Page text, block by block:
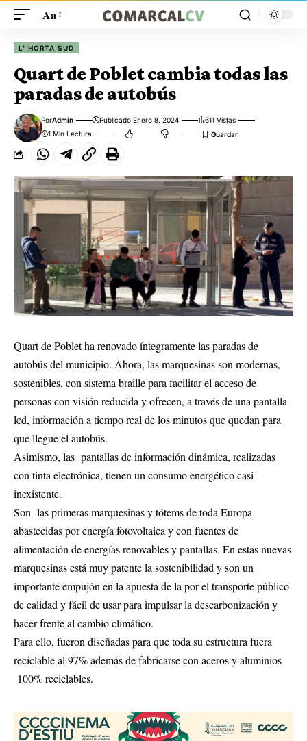
Aa
L' HORTA SUD
Quart de Poblet cambia todas las
paradas de autobús
PorAdmin Publicado Enero 8, 2024
611 Vistas
1 Min Lectura
Quart de Poblet ha renovado íntegramente las paradas de
autobús del municipio. Ahora, las marquesinas son modernas,
sostenibles, con sistema braille para facilitar el acceso de
personas con visión reducida y ofrecen, a través de una pantalla
led, información a tiempo real de los minutos que quedan para
que llegue el autobús.
Asimismo, las pantallas de información dinámica, realizadas
con tinta electrónica, tienen un consumo energético casi
inexistente.
Son las primeras marquesinas y tótems de toda Europa
abastecidas por energía fotovoltaica y con fuentes de
alimentación de energías renovables y pantallas. En estas nuevas
marquesinas está muy patente la sostenibilidad y son un
importante empujón en la apuesta de la por el transporte público
de calidad y fácil de usar para impulsar la descarbonización y
hacer frente al cambio climático.
Para ello, fueron diseñadas para que toda su estructura fuera
reciclable al 97% además de fabricarse con aceros y aluminios
100% reciclables.